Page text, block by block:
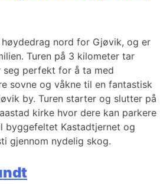
nord for Gjøvik, og er
Turen på 3 kilometer tar
seg perfekt for å ta med
sovne og våkne til en fantastisk
by. Turen starter og slutter på
kirke hvor dere kan parkere
byggefeltet Kastadtjernet og
gjennom nydelig skog.